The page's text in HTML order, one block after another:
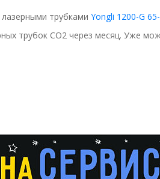
лазерными трубками Yongli 1200-G
трубок СО2 через месяц. Уже